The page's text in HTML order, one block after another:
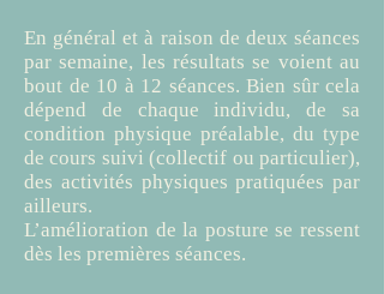
En général et à raison de deux séances
par semaine, les résultats se voient au
bout de 10 à 12 séances. Bien sûr cela
dépend de chaque individu, de sa
condition physique préalable, du type
de cours suivi (collectif ou particulier),
des activités physiques pratiquées par
ailleurs.
L’amélioration de la posture se ressent
dès les premières séances.